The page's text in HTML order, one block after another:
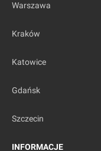
Warszawa
Kraków
Katowice
Gdańsk
Szczecin
INFORMACJE